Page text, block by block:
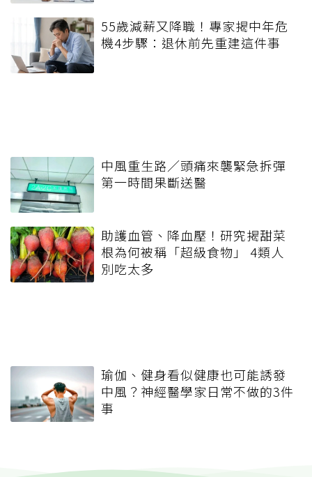
55歲減薪又降職！專家揭中年危
機4步驟：退休前先重建這件事
中風重生路／頭痛來襲緊急拆彈
第一時間果斷送醫
助護血管、降血壓！研究揭甜菜
根為何被稱「超級食物」 4類人
別吃太多
瑜伽、健身看似健康也可能誘發
中風？神經醫學家日常不做的3件
事